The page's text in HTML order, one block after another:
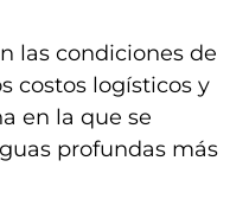
las condiciones de
costos logísticos y
en la que se
profundas más